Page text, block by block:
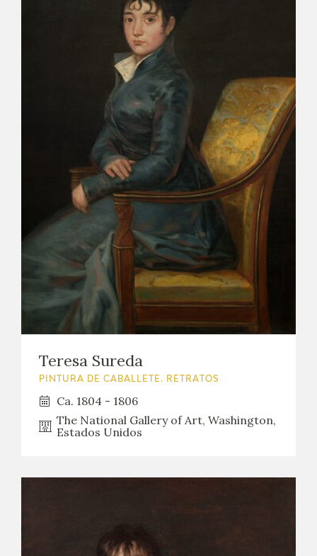
Teresa Sureda
PINTURA DE CABALLETE. RETRATOS
Ca. 1804 - 1806
The National Gallery of Art, Washington,
Estados Unidos